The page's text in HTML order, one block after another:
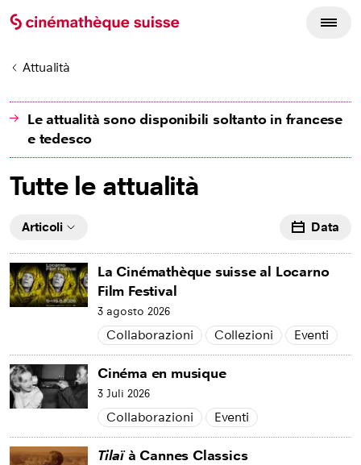
Attualità
Le attualità sono disponibili soltanto in francese
e tedesco
Tutte le attualità
Articoli Data
La Cinémathèque suisse al Locarno
Film Festival
3 agosto 2026
Collaborazioni Collezioni Eventi
Cinéma en musique
3 Juli 2026
Collaborazioni Eventi
Tilaïà Cannes Classics